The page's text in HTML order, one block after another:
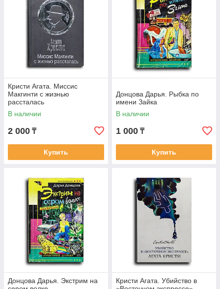
Кристи Агата. Миссис
Макгинти с жизнью
рассталась
В наличии
2 000 ₸
Купить
Донцова Дарья. Рыбка по
имени Зайка
В наличии
1 000 ₸
Купить
Донцова Дарья. Экстрим на
Кристи Агата. Убийство в